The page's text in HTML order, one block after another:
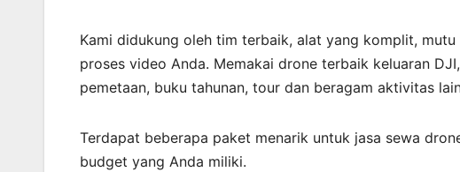
Kami didukung oleh tim terbaik, alat yang komplit,
proses video Anda. Memakai drone terbaik keluaran
pemetaan, buku tahunan, tour dan beragam aktivitas
Terdapat beberapa paket menarik untuk jasa sewa
budget yang Anda miliki.